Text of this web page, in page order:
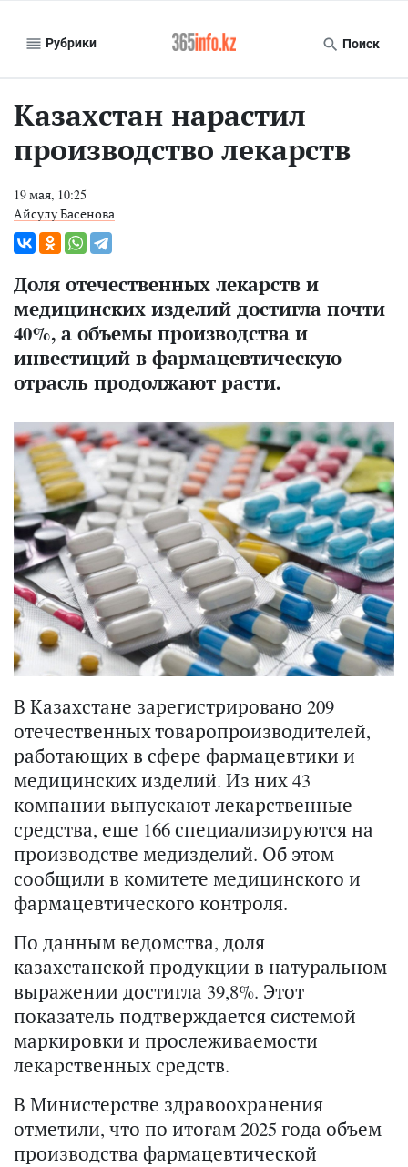
Рубрики Поиск
Казахстан нарастил
производство лекарств
19 мая, 10:25
Айсулу Басенова
Доля отечественных лекарств и
медицинских изделий достигла почти
40%, а объемы производства и
инвестиций в фармацевтическую
отрасль продолжают расти.
В Казахстане зарегистрировано 209
отечественных товаропроизводителей,
работающих в сфере фармацевтики и
медицинских изделий. Из них 43
компании выпускают лекарственные
средства, еще 166 специализируются на
производстве медизделий. Об этом
сообщили в комитете медицинского и
фармацевтического контроля.
По данным ведомства, доля
казахстанской продукции в натуральном
выражении достигла 39,8%. Этот
показатель подтверждается системой
маркировки и прослеживаемости
лекарственных средств.
В Министерстве здравоохранения
отметили, что по итогам 2025 года объем
производства фармацевтической